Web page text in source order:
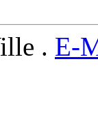
. E-